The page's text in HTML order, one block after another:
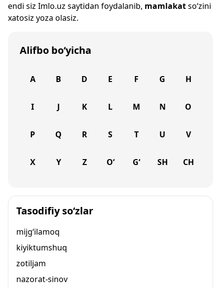
endi siz Imlo.uz saytidan foydalanib, mamlakatso‘zini
xatosiz yoza olasiz.
Alifbo bo‘yicha
A B D E F G H
I J K L M N O
P Q R S T U V
X Y Z O‘ G‘ SH CH
Tasodifiy so‘zlar
mijg‘ilamoq
kiyiktumshuq
zotiljam
nazorat-sinov